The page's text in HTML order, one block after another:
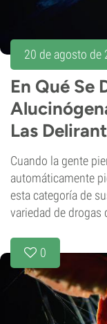
20 de agosto de
En Qué Se
Las
Cuando la gente
automáticamente
esta categoría de
variedad de drogas
0